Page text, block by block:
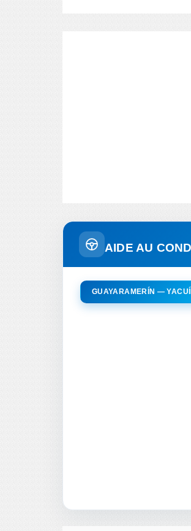
AIDE AU
GUAYARAMERÍN —